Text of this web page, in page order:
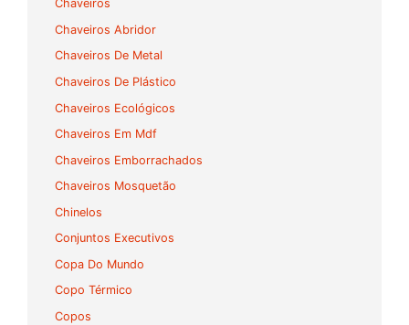
Chaveiros
Chaveiros Abridor
Chaveiros De Metal
Chaveiros De Plástico
Chaveiros Ecológicos
Chaveiros Em Mdf
Chaveiros Emborrachados
Chaveiros Mosquetão
Chinelos
Conjuntos Executivos
Copa Do Mundo
Copo Térmico
Copos